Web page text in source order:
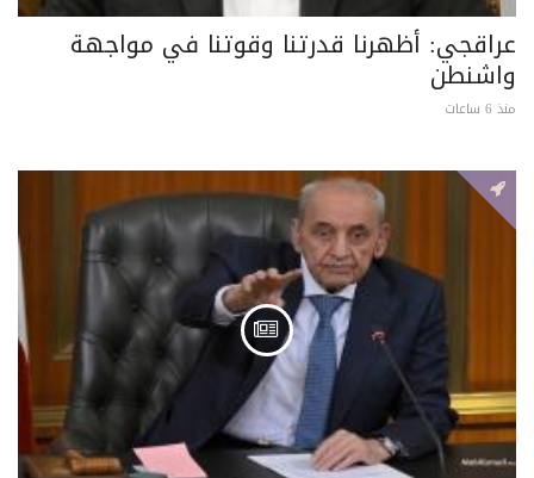
عراقجي: أظهرنا قدرتنا وقوتنا في مواجهة
واشنطن
منذ 6 ساعات